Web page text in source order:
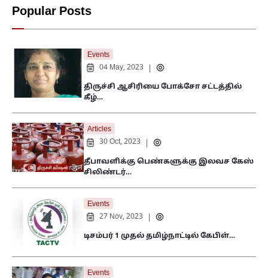
Popular Posts
Events
04 May, 2023
திருச்சி ஆசிரியை போக்சோ சட்டத்தில்
கீழ்…
Articles
30 Oct, 2023
தீபாவளிக்கு பெண்களுக்கு இலவச கேஸ்
சிலிண்டர்…
Events
27 Nov, 2023
டிசம்பர் 1 முதல் தமிழ்நாட்டில் கேபிள்…
Events